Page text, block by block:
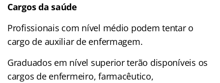
Cargos da saúde
Profissionais com nível médio podem tentar o
cargo de auxiliar de enfermagem.
Graduados em nível superior terão disponíveis os
cargos de enfermeiro, farmacêutico,